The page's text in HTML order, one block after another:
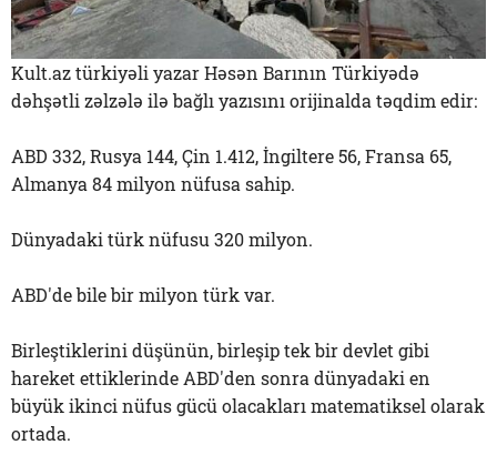
Kult.az türkiyəli yazar Həsən Barının Türkiyədə
dəhşətli zəlzələ ilə bağlı yazısını orijinalda təqdim edir:
ABD 332, Rusya 144, Çin 1.412, İngiltere 56, Fransa 65,
Almanya 84 milyon nüfusa sahip.
Dünyadaki türk nüfusu 320 milyon.
ABD'de bile bir milyon türk var.
Birleştiklerini düşünün, birleşip tek bir devlet gibi
hareket ettiklerinde ABD'den sonra dünyadaki en
büyük ikinci nüfus gücü olacakları matematiksel olarak
ortada.